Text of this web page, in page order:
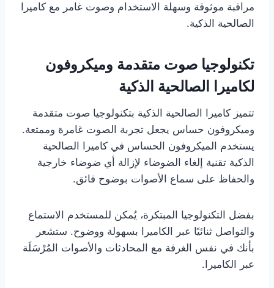
مراقبة موثوقة وسهلة الاستخدام وصوت غامر مع كاميرا
الصالحية الذكية.
تكنولوجيا صوت متقدمة وميكروفون
لكاميرا الصالحية الذكية
تتميز كاميرا الصالحية الذكية بتكنولوجيا صوت متقدمة
وميكروفون حساس يجعل تجربة الصوت غامرة وممتعة.
يستخدم الميكروفون الحساس في كاميرا الصالحية
الذكية تقنية إلغاء الضوضاء لإزالة أي ضوضاء خارجية
والحفاظ على سماع الأصوات بوضوح فائق.
بفضل التكنولوجيا المبتكرة، يُمكن للمستخدم الاستماع
والتواصل ثنائيًا عبر الكاميرا بسهولة ووضوح. ستشعر
بأنك في نفس الغرفة مع المحادثات والأصوات المُرْسَلَة
عبر الكاميرا.